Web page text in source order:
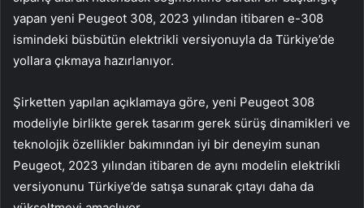
yapan yeni Peugeot 308, 2023 yılından itibaren e-308
ismindeki büsbütün elektrikli versiyonuyla da Türkiye’de
yollara çıkmaya hazırlanıyor.
Şirketten yapılan açıklamaya göre, yeni Peugeot 308
modeliyle birlikte gerek tasarım gerek sürüş dinamikleri ve
teknolojik özellikler bakımından iyi bir deneyim sunan
Peugeot, 2023 yılından itibaren de aynı modelin elektrikli
versiyonunu Türkiye’de satışa sunarak çıtayı daha da